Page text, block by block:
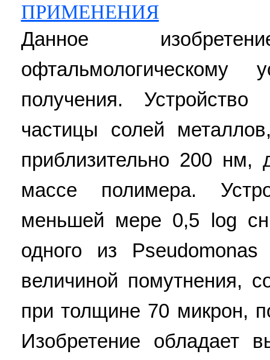
ПРИМЕНЕНИЯ
Данное
офтальмологическому
получения. Устройство
частицы солей
приблизительно 200 нм,
массе полимера.
меньшей мере 0,5 log
одного из
величиной помутнения,
при толщине 70 микрон,
Изобретение обладает